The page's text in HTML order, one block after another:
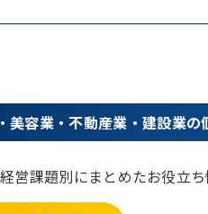
美容業・不動産業・建設業
営課題別にまとめたお役立